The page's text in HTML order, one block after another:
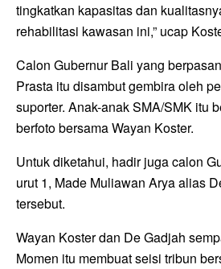
tingkatkan kapasitas dan
rehabilitasi kawasan ini,” ucap
Calon Gubernur Bali yang
Prasta itu disambut gembira oleh
suporter. Anak-anak SMA/SMK itu
berfoto bersama Wayan Koster.
Untuk diketahui, hadir juga calon
urut 1, Made Muliawan Arya alias
tersebut.
Wayan Koster dan De Gadjah
Momen itu membuat seisi tribun